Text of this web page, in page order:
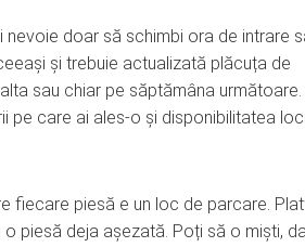
doar să schimbi ora de intrare
și trebuie actualizată plăcuța de
sau chiar pe săptămâna următoare.
pe care ai ales-o și disponibilitatea
fiecare piesă e un loc de parcare.
piesă deja așezată. Poți să o miști,